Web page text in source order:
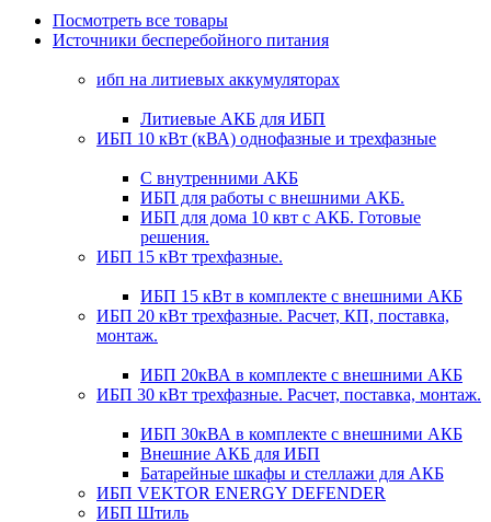
Посмотреть все товары
Источники бесперебойного питания
ибп на литиевых аккумуляторах
Литиевые АКБ для ИБП
ИБП 10 кВт (кВА) однофазные и трехфазные
С внутренними АКБ
ИБП для работы с внешними АКБ.
ИБП для дома 10 квт с АКБ. Готовые
решения.
ИБП 15 кВт трехфазные.
ИБП 15 кВт в комплекте с внешними АКБ
ИБП 20 кВт трехфазные. Расчет, КП, поставка,
монтаж.
ИБП 20кВА в комплекте с внешними АКБ
ИБП 30 кВт трехфазные. Расчет, поставка, монтаж.
ИБП 30кВА в комплекте с внешними АКБ
Внешние АКБ для ИБП
Батарейные шкафы и стеллажи для АКБ
ИБП VEKTOR ENERGY DEFENDER
ИБП Штиль